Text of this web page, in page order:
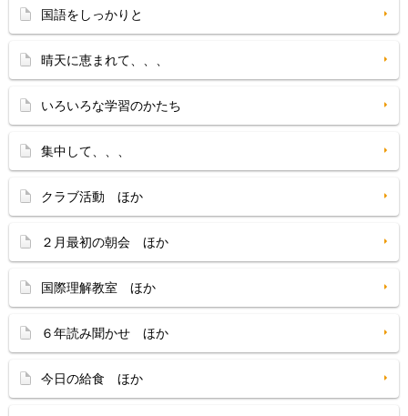
国語をしっかりと
晴天に恵まれて、、、
いろいろな学習のかたち
集中して、、、
クラブ活動 ほか
２月最初の朝会 ほか
国際理解教室 ほか
６年読み聞かせ ほか
今日の給食 ほか